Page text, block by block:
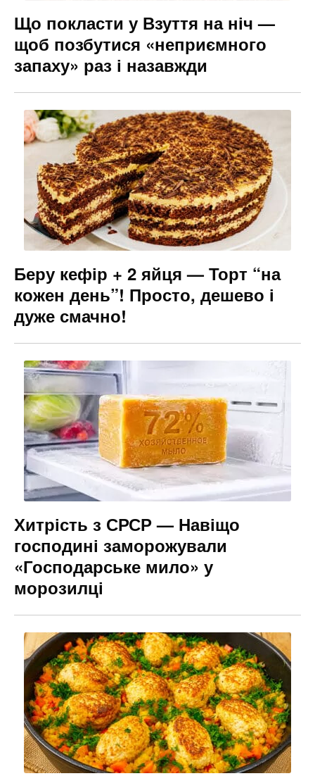
Що покласти у Взуття на ніч —
щоб позбутися «неприємного
запаху» раз і назавжди
Беру кефір + 2 яйця — Торт “на
кожен день”! Просто, дешево і
дуже смачно!
Хитрість з СРСР — Навіщо
господині заморожували
«Господарське мило» у
морозилці